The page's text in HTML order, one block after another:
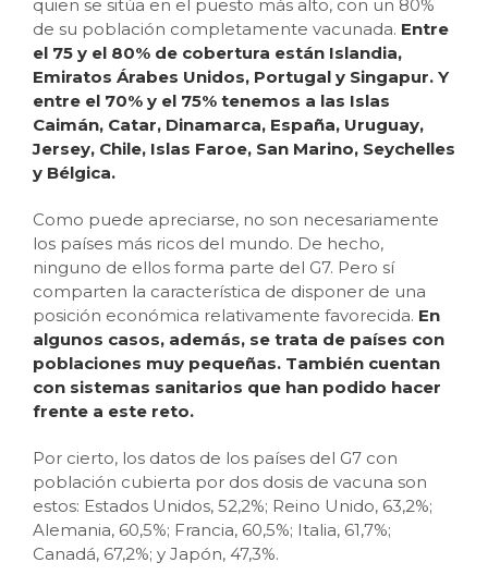
quien se sitúa en el puesto más alto, con un 80%
de su población completamente vacunada. Entre
el 75 y el 80% de cobertura están Islandia,
Emiratos Árabes Unidos, Portugal y Singapur. Y
entre el 70% y el 75% tenemos a las Islas
Caimán, Catar, Dinamarca, España, Uruguay,
Jersey, Chile, Islas Faroe, San Marino, Seychelles
y Bélgica.
Como puede apreciarse, no son necesariamente
los países más ricos del mundo. De hecho,
ninguno de ellos forma parte del G7. Pero sí
comparten la característica de disponer de una
posición económica relativamente favorecida. En
algunos casos, además, se trata de países con
poblaciones muy pequeñas. También cuentan
con sistemas sanitarios que han podido hacer
frente a este reto.
Por cierto, los datos de los países del G7 con
población cubierta por dos dosis de vacuna son
estos: Estados Unidos, 52,2%; Reino Unido, 63,2%;
Alemania, 60,5%; Francia, 60,5%; Italia, 61,7%;
Canadá, 67,2%; y Japón, 47,3%.